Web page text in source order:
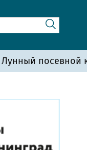
Лунный посевной